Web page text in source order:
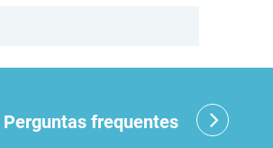
Perguntas frequentes